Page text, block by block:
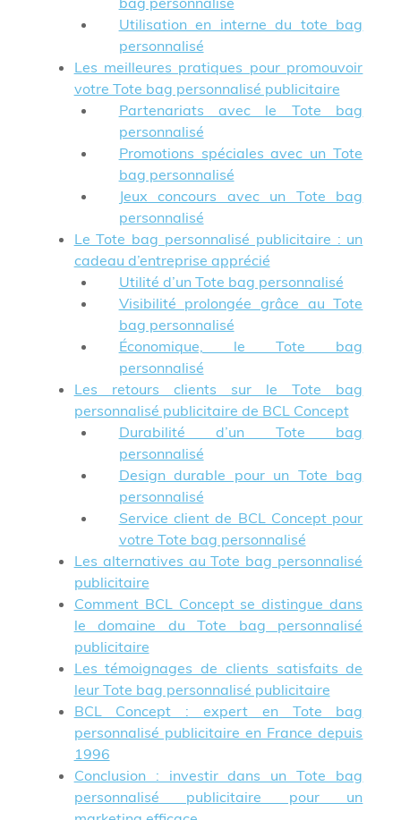
Utilisation en interne du tote bag
personnalisé
Les meilleures pratiques pour promouvoir
votre Tote bag personnalisé publicitaire
Partenariats avec le Tote bag
personnalisé
Promotions spéciales avec un Tote
bag personnalisé
Jeux concours avec un Tote bag
personnalisé
Le Tote bag personnalisé publicitaire : un
cadeau d’entreprise apprécié
Utilité d’un Tote bag personnalisé
Visibilité prolongée grâce au Tote
bag personnalisé
Économique, le Tote bag
personnalisé
Les retours clients sur le Tote bag
personnalisé publicitaire de BCL Concept
Durabilité d’un Tote bag
personnalisé
Design durable pour un Tote bag
personnalisé
Service client de BCL Concept pour
votre Tote bag personnalisé
Les alternatives au Tote bag personnalisé
publicitaire
Comment BCL Concept se distingue dans
le domaine du Tote bag personnalisé
publicitaire
Les témoignages de clients satisfaits de
leur Tote bag personnalisé publicitaire
BCL Concept : expert en Tote bag
personnalisé publicitaire en France depuis
1996
Conclusion : investir dans un Tote bag
personnalisé publicitaire pour un